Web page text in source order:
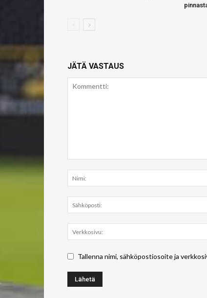
JÄTÄ VASTAUS
Tallenna nimi, sähköpostiosoite ja